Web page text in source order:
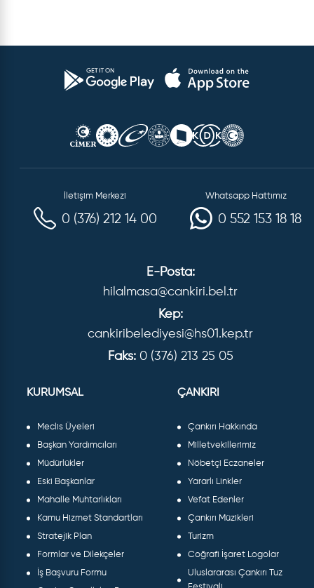
İletişim Merkezi
0 (376) 212 14 00
Whatsapp Hattımız
0 552 153 18 18
E-Posta:
hilalmasa@cankiri.bel.tr
Kep:
cankiribelediyesi@hs01.kep.tr
Faks: 0 (376) 213 25 05
KURUMSAL
Meclis Üyeleri
Başkan Yardımcıları
Müdürlükler
Eski Başkanlar
Mahalle Muhtarlıkları
Kamu Hizmet Standartları
Stratejik Plan
Formlar ve Dilekçeler
İş Başvuru Formu
ÇANKIRI
Çankırı Hakkında
Milletvekillerimiz
Nöbetçi Eczaneler
Yararlı Linkler
Vefat Edenler
Çankırı Müzikleri
Turizm
Coğrafi İşaret Logolar
Uluslararası Çankırı Tuz